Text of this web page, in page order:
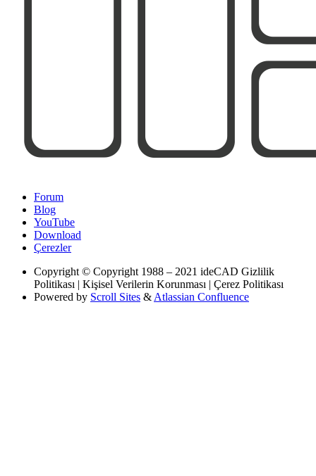
Forum
Blog
YouTube
Download
Çerezler
Copyright © Copyright 1988 – 2021 ideCAD Gizlilik
Politikası | Kişisel Verilerin Korunması | Çerez Politikası
Powered by Scroll Sites & Atlassian Confluence